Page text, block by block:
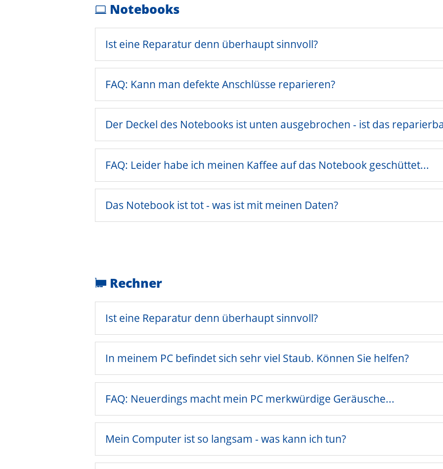
Notebooks
Ist eine Reparatur denn überhaupt sinnvoll?
FAQ: Kann man defekte Anschlüsse reparieren?
Der Deckel des Notebooks ist unten ausgebrochen - ist das
FAQ: Leider habe ich meinen Kaffee auf das Notebook geschüttet...
Das Notebook ist tot - was ist mit meinen Daten?
Rechner
Ist eine Reparatur denn überhaupt sinnvoll?
In meinem PC befindet sich sehr viel Staub. Können Sie helfen?
FAQ: Neuerdings macht mein PC merkwürdige Geräusche...
Mein Computer ist so langsam - was kann ich tun?